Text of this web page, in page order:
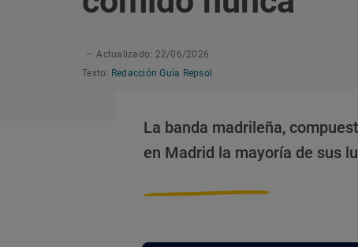
– Actualizado: 22/06/2026
Texto: Redacción Guía Repsol
La banda madrileña,
en Madrid la mayoría de sus